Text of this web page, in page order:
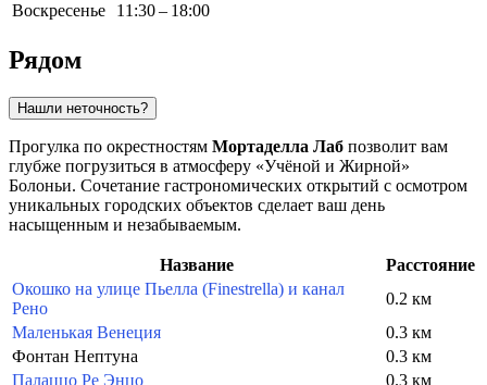
Воскресенье
11:30 – 18:00
Рядом
Нашли неточность?
Прогулка по окрестностям Мортаделла Лаб позволит вам
глубже погрузиться в атмосферу «Учёной и Жирной»
Болоньи. Сочетание гастрономических открытий с осмотром
уникальных городских объектов сделает ваш день
насыщенным и незабываемым.
Название
Расстояние
Окошко на улице Пьелла (Finestrella) и канал
Рено
0.2 км
Маленькая Венеция
0.3 км
Фонтан Нептуна
0.3 км
Палаццо Ре Энцо
0.3 км